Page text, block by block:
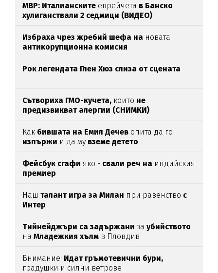
МВР: Италианските еврейчета в Банско
хулиганствали 2 седмици (ВИДЕО)
Избраха чрез жребий шефа на новата
антикорупционна комисия
Рок легендата Глен Хюз слиза от сцената
Сътвориха ГМО-кучета, които не
предизвикват алергии (СНИМКИ)
Как бившата на Емил Дечев опита да го
изпържи и да му вземе детето
Фейсбук сгафи яко - свали реч на индийския
премиер
Нашталант игра за Милан при равенство с
Интер
Тийнейджъри са задържани за убийството
наМладежкия хълм в Пловдив
Внимание! Идат гръмотевични бури,
градушки и силни ветрове